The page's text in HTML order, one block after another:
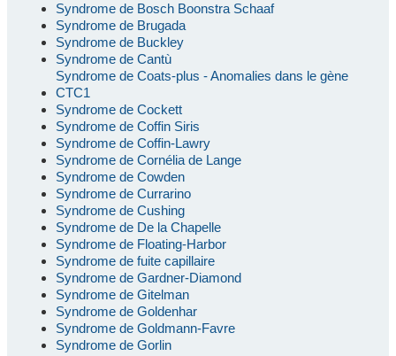
Syndrome de Bosch Boonstra Schaaf
Syndrome de Brugada
Syndrome de Buckley
Syndrome de Cantù
Syndrome de Coats-plus - Anomalies dans le gène
CTC1
Syndrome de Cockett
Syndrome de Coffin Siris
Syndrome de Coffin-Lawry
Syndrome de Cornélia de Lange
Syndrome de Cowden
Syndrome de Currarino
Syndrome de Cushing
Syndrome de De la Chapelle
Syndrome de Floating-Harbor
Syndrome de fuite capillaire
Syndrome de Gardner-Diamond
Syndrome de Gitelman
Syndrome de Goldenhar
Syndrome de Goldmann-Favre
Syndrome de Gorlin